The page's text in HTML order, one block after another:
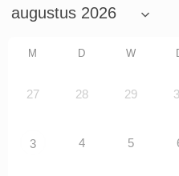
M D W
27 28 29
3 4 5